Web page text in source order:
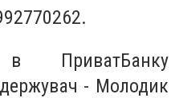
ПриватБанку
- Молодик